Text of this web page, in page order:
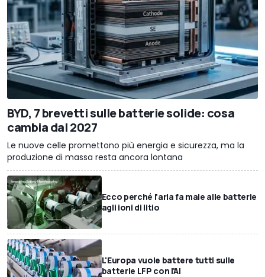
BYD, 7 brevetti sulle batterie solide: cosa
cambia dal 2027
Le nuove celle promettono più energia e sicurezza, ma la
produzione di massa resta ancora lontana
Ecco perché l'aria fa male alle batterie
agli ioni di litio
L'Europa vuole battere tutti sulle
batterie LFP con l'AI